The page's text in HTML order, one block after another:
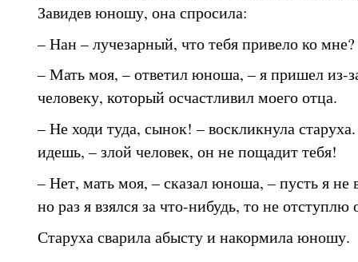
Завидев юношу, она спросила:
– Нан – лучезарный, что тебя привело ко мне?
– Мать моя, – ответил юноша, – я пришел из-
человеку, который осчастливил моего отца.
– Не ходи туда, сынок! – воскликнула
идешь, – злой человек, он не пощадит тебя!
– Нет, мать моя, – сказал юноша, – пусть я не
но раз я взялся за что-нибудь, то не
Старуха сварила абысту и накормила юношу.